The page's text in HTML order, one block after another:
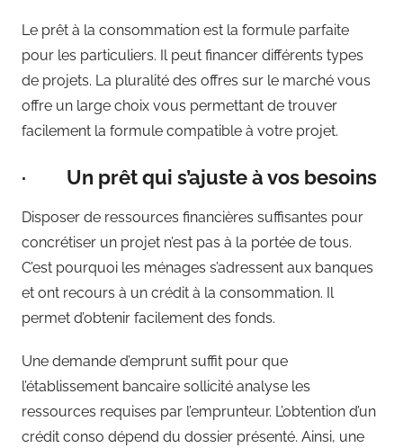
Le prêt à la consommation est la formule parfaite
pour les particuliers. Il peut financer différents types
de projets. La pluralité des offres sur le marché vous
offre un large choix vous permettant de trouver
facilement la formule compatible à votre projet.
· Un prêt qui s’ajuste à vos besoins
Disposer de ressources financières suffisantes pour
concrétiser un projet n’est pas à la portée de tous.
C’est pourquoi les ménages s’adressent aux banques
et ont recours à un crédit à la consommation. Il
permet d’obtenir facilement des fonds.
Une demande d’emprunt suffit pour que
l’établissement bancaire sollicité analyse les
ressources requises par l’emprunteur. L’obtention d’un
crédit conso dépend du dossier présenté. Ainsi, une